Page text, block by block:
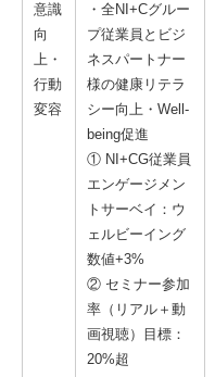
意識
向
上・
行動
変容
・全NI+Cグルー
プ従業員とビジ
ネスパートナー
様の健康リテラ
シー向上・Well-
being促進
① NI+CG従業員
エンゲージメン
トサーベイ：ウ
ェルビーイング
数値+3%
② セミナー参加
率（リアル＋動
画視聴）目標：
20%超